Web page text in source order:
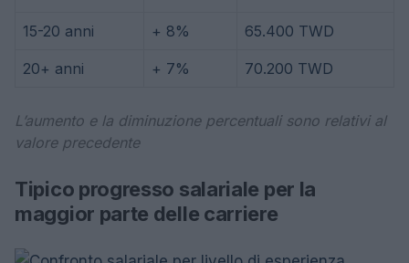
15-20 anni + 8% 65.400 TWD
20+ anni + 7% 70.200 TWD
L’aumento e la diminuzione percentuali sono relativi al
valore precedente
Tipico progresso salariale per la
maggior parte delle carriere